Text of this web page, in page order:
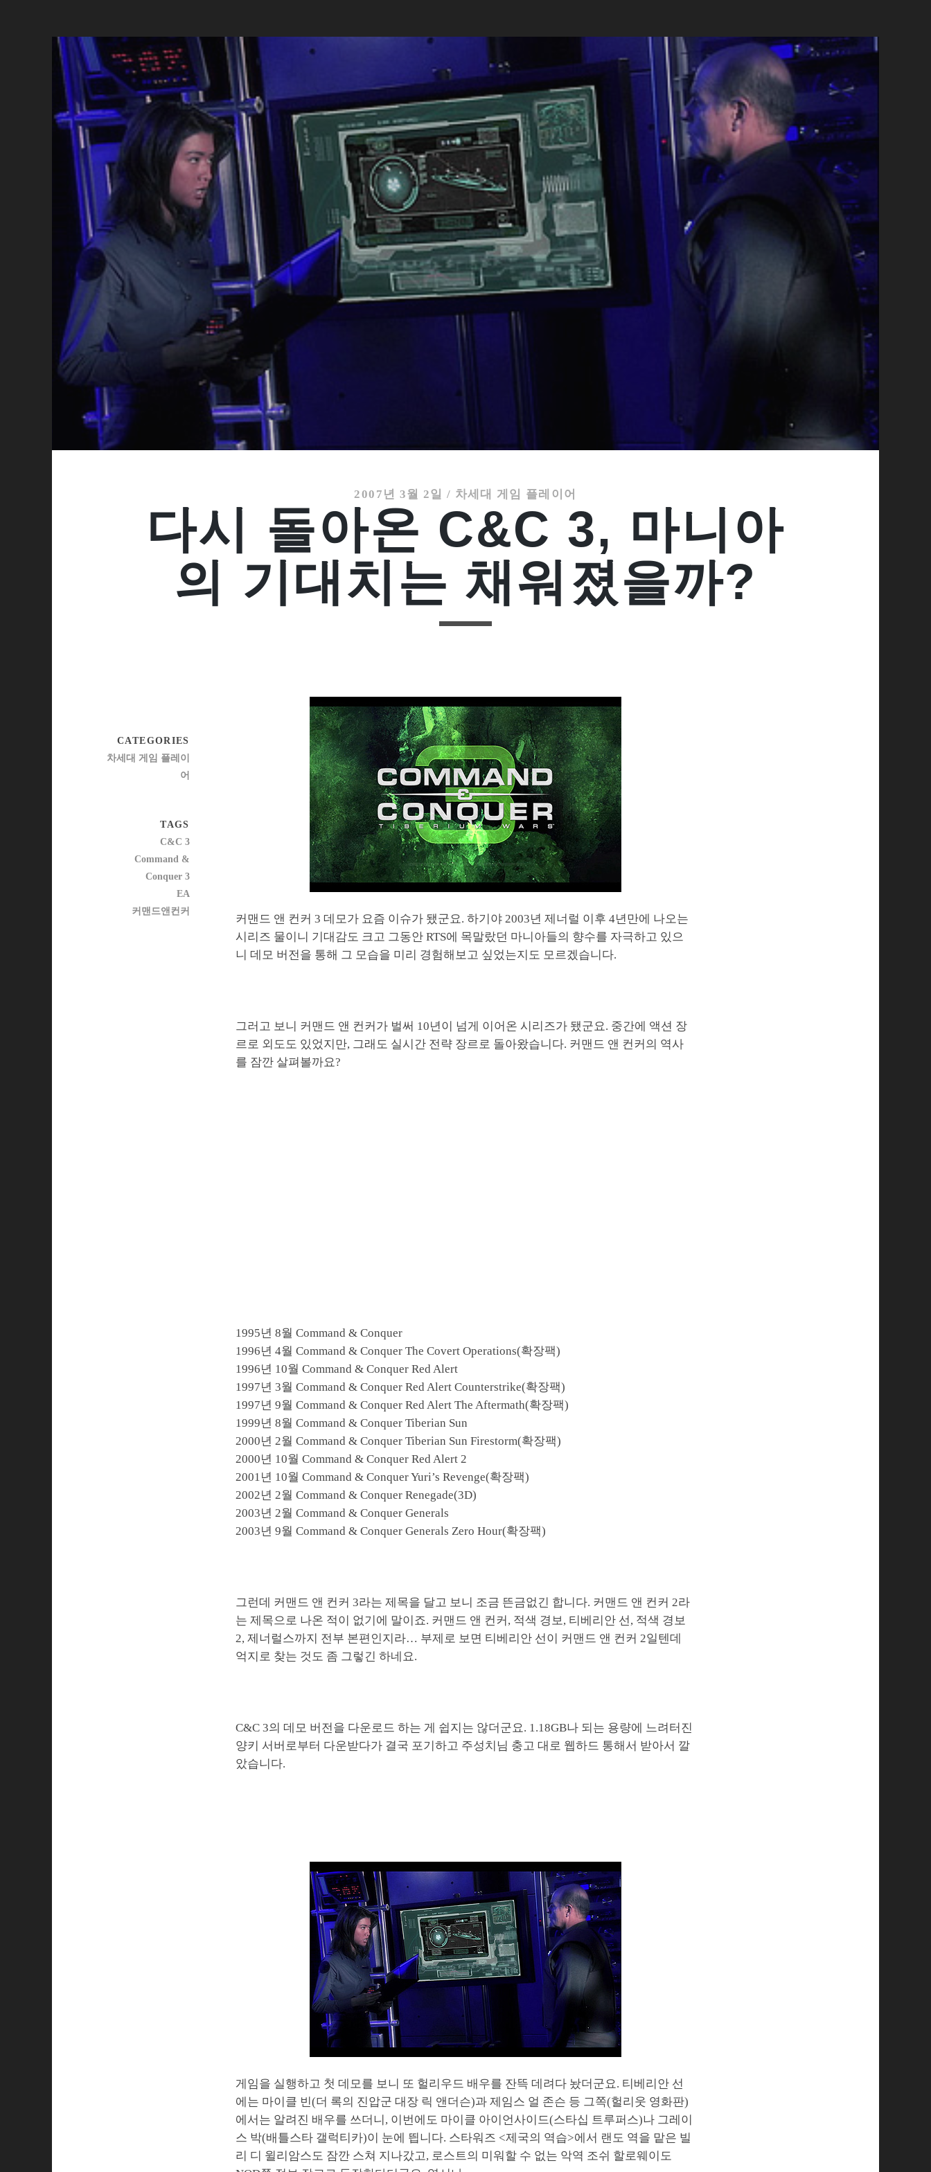
2007년 3월 2일 / 차세대 게임 플레이어
다시 돌아온 C&C 3, 마니아
의 기대치는 채워졌을까?
커맨드 앤 컨커 3 데모가 요즘 이슈가 됐군요. 하기야 2003년 제너럴 이후 4년만에 나오는
시리즈 물이니 기대감도 크고 그동안 RTS에 목말랐던 마니아들의 향수를 자극하고 있으
니 데모 버전을 통해 그 모습을 미리 경험해보고 싶었는지도 모르겠습니다.
그러고 보니 커맨드 앤 컨커가 벌써 10년이 넘게 이어온 시리즈가 됐군요. 중간에 액션 장
르로 외도도 있었지만, 그래도 실시간 전략 장르로 돌아왔습니다. 커맨드 앤 컨커의 역사
를 잠깐 살펴볼까요?
1995년 8월 Command & Conquer
1996년 4월 Command & Conquer The Covert Operations(확장팩)
1996년 10월 Command & Conquer Red Alert
1997년 3월 Command & Conquer Red Alert Counterstrike(확장팩)
1997년 9월 Command & Conquer Red Alert The Aftermath(확장팩)
1999년 8월 Command & Conquer Tiberian Sun
2000년 2월 Command & Conquer Tiberian Sun Firestorm(확장팩)
2000년 10월 Command & Conquer Red Alert 2
2001년 10월 Command & Conquer Yuri’s Revenge(확장팩)
2002년 2월 Command & Conquer Renegade(3D)
2003년 2월 Command & Conquer Generals
2003년 9월 Command & Conquer Generals Zero Hour(확장팩)
그런데 커맨드 앤 컨커 3라는 제목을 달고 보니 조금 뜬금없긴 합니다. 커맨드 앤 컨커 2라
는 제목으로 나온 적이 없기에 말이죠. 커맨드 앤 컨커, 적색 경보, 티베리안 선, 적색 경보
2, 제너럴스까지 전부 본편인지라… 부제로 보면 티베리안 선이 커맨드 앤 컨커 2일텐데
억지로 찾는 것도 좀 그렇긴 하네요.
C&C 3의 데모 버전을 다운로드 하는 게 쉽지는 않더군요. 1.18GB나 되는 용량에 느려터진
양키 서버로부터 다운받다가 결국 포기하고 주성치님 충고 대로 웹하드 통해서 받아서 깔
았습니다.
게임을 실행하고 첫 데모를 보니 또 헐리우드 배우를 잔뜩 데려다 놨더군요. 티베리안 선
에는 마이클 빈(더 록의 진압군 대장 릭 앤더슨)과 제임스 얼 존슨 등 그쪽(헐리웃 영화판)
에서는 알려진 배우를 쓰더니, 이번에도 마이클 아이언사이드(스타십 트루퍼스)나 그레이
스 박(배틀스타 갤럭티카)이 눈에 띕니다. 스타워즈 <제국의 역습>에서 랜도 역을 맡은 빌
리 디 윌리암스도 잠깐 스쳐 지나갔고, 로스트의 미워할 수 없는 악역 조쉬 할로웨이도
CATEGORIES
차세대 게임 플레이
어
TAGS
C&C 3
Command &
Conquer 3
EA
커맨드앤컨커